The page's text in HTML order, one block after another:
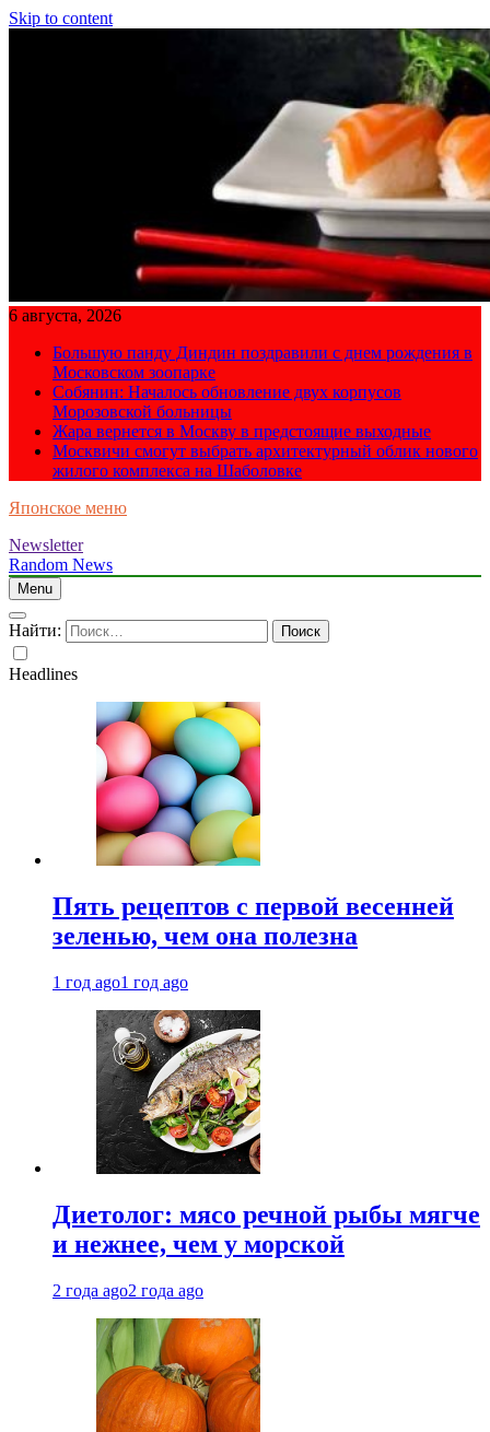
Skip to content
6 августа, 2026
Большую панду Диндин поздравили с днем рождения в
Московском зоопарке
Собянин: Началось обновление двух корпусов
Морозовской больницы
Жара вернется в Москву в предстоящие выходные
Москвичи смогут выбрать архитектурный облик нового
жилого комплекса на Шаболовке
Японское меню
Newsletter
Random News
Menu
Найти:
Headlines
Пять рецептов с первой весенней
зеленью, чем она полезна
1 год ago1 год ago
Диетолог: мясо речной рыбы мягче
и нежнее, чем у морской
2 года ago2 года ago